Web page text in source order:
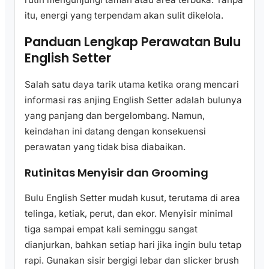
itu, energi yang terpendam akan sulit dikelola.
Panduan Lengkap Perawatan Bulu
English Setter
Salah satu daya tarik utama ketika orang mencari
informasi ras anjing English Setter adalah bulunya
yang panjang dan bergelombang. Namun,
keindahan ini datang dengan konsekuensi
perawatan yang tidak bisa diabaikan.
Rutinitas Menyisir dan Grooming
Bulu English Setter mudah kusut, terutama di area
telinga, ketiak, perut, dan ekor. Menyisir minimal
tiga sampai empat kali seminggu sangat
dianjurkan, bahkan setiap hari jika ingin bulu tetap
rapi. Gunakan sisir bergigi lebar dan slicker brush